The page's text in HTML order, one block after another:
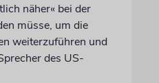
näher« bei der
müsse, um die
weiterzuführen und
des US-